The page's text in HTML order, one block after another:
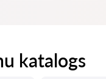
katalogs